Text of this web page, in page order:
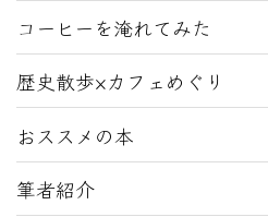
コーヒーを淹れてみた
歴史散歩×カフェめぐり
おススメの本
筆者紹介